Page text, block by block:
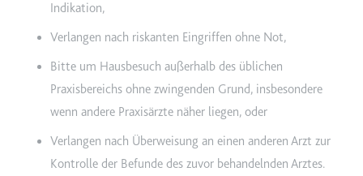
Indikation,
Verlangen nach riskanten Eingriffen ohne Not,
Bitte um Hausbesuch außerhalb des üblichen
Praxisbereichs ohne zwingenden Grund, insbesondere
wenn andere Praxisärzte näher liegen, oder
Verlangen nach Überweisung an einen anderen Arzt zur
Kontrolle der Befunde des zuvor behandelnden Arztes.